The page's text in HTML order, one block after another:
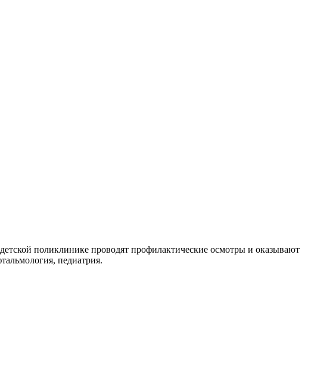
поликлинике проводят профилактические осмотры и оказывают
педиатрия.